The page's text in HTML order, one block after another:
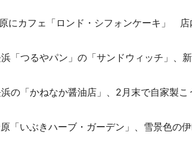
にカフェ「ロンド・シフォンケーキ」 店
「つるやパン」の「サンドウィッチ」、
の「かねなか醤油店」、2月末で自家製
「いぶきハーブ・ガーデン」、雪景色の